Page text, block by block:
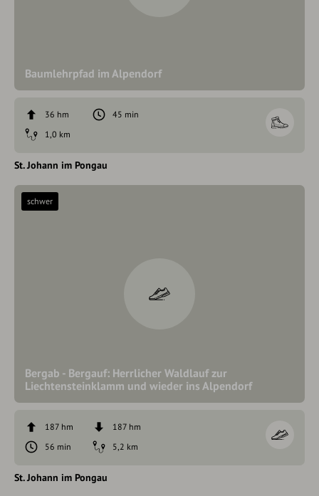
Baumlehrpfad im Alpendorf
36 hm
45 min
1,0 km
St. Johann im Pongau
Bergab - Bergauf: Herrlicher Waldlauf zur
Liechtensteinklamm und wieder ins Alpendorf
schwer
187 hm
187 hm
56 min
5,2 km
St. Johann im Pongau